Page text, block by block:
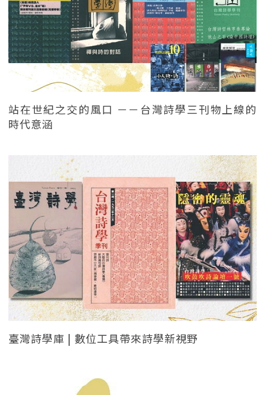
站在世紀之交的風口 －－台灣詩學三刊物上線的
時代意涵
臺灣詩學庫 | 數位工具帶來詩學新視野